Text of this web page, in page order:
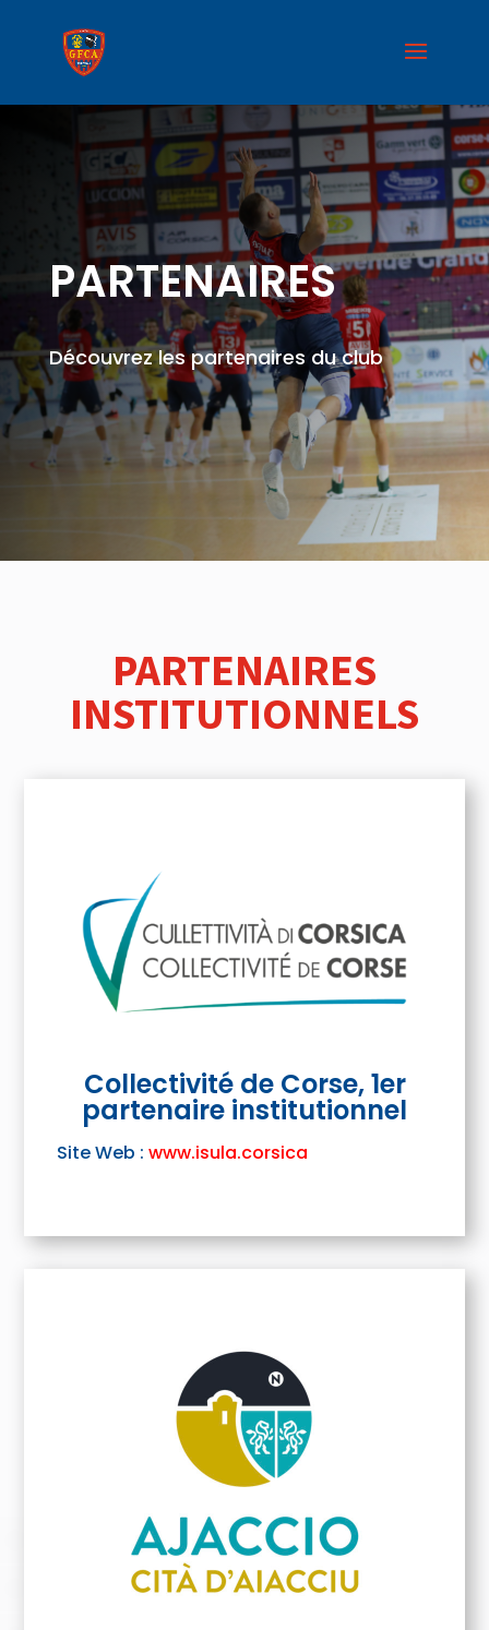
PARTENAIRES
Découvrez les partenaires du club
PARTENAIRES
INSTITUTIONNELS
Collectivité de Corse, 1er
partenaire institutionnel
Site Web :www.isula.corsica